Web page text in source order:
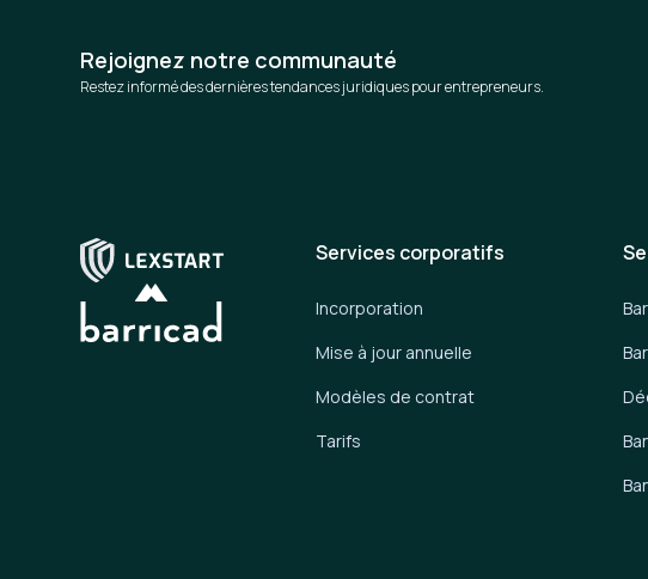
Rejoignez notre communauté
Restez informé des dernières tendances juridiques pour entrepreneurs.
Services corporatifs
Incorporation
Mise à jour annuelle
Modèles de contrat
Tarifs